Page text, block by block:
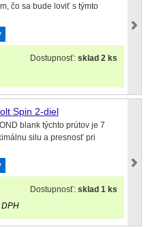
čo sa bude loviť s týmto
Dostupnosť:sklad 2 ks
Spin 2-diel
blank týchto prútov je 7
silu a presnosť pri
Dostupnosť:sklad 1 ks
DPH